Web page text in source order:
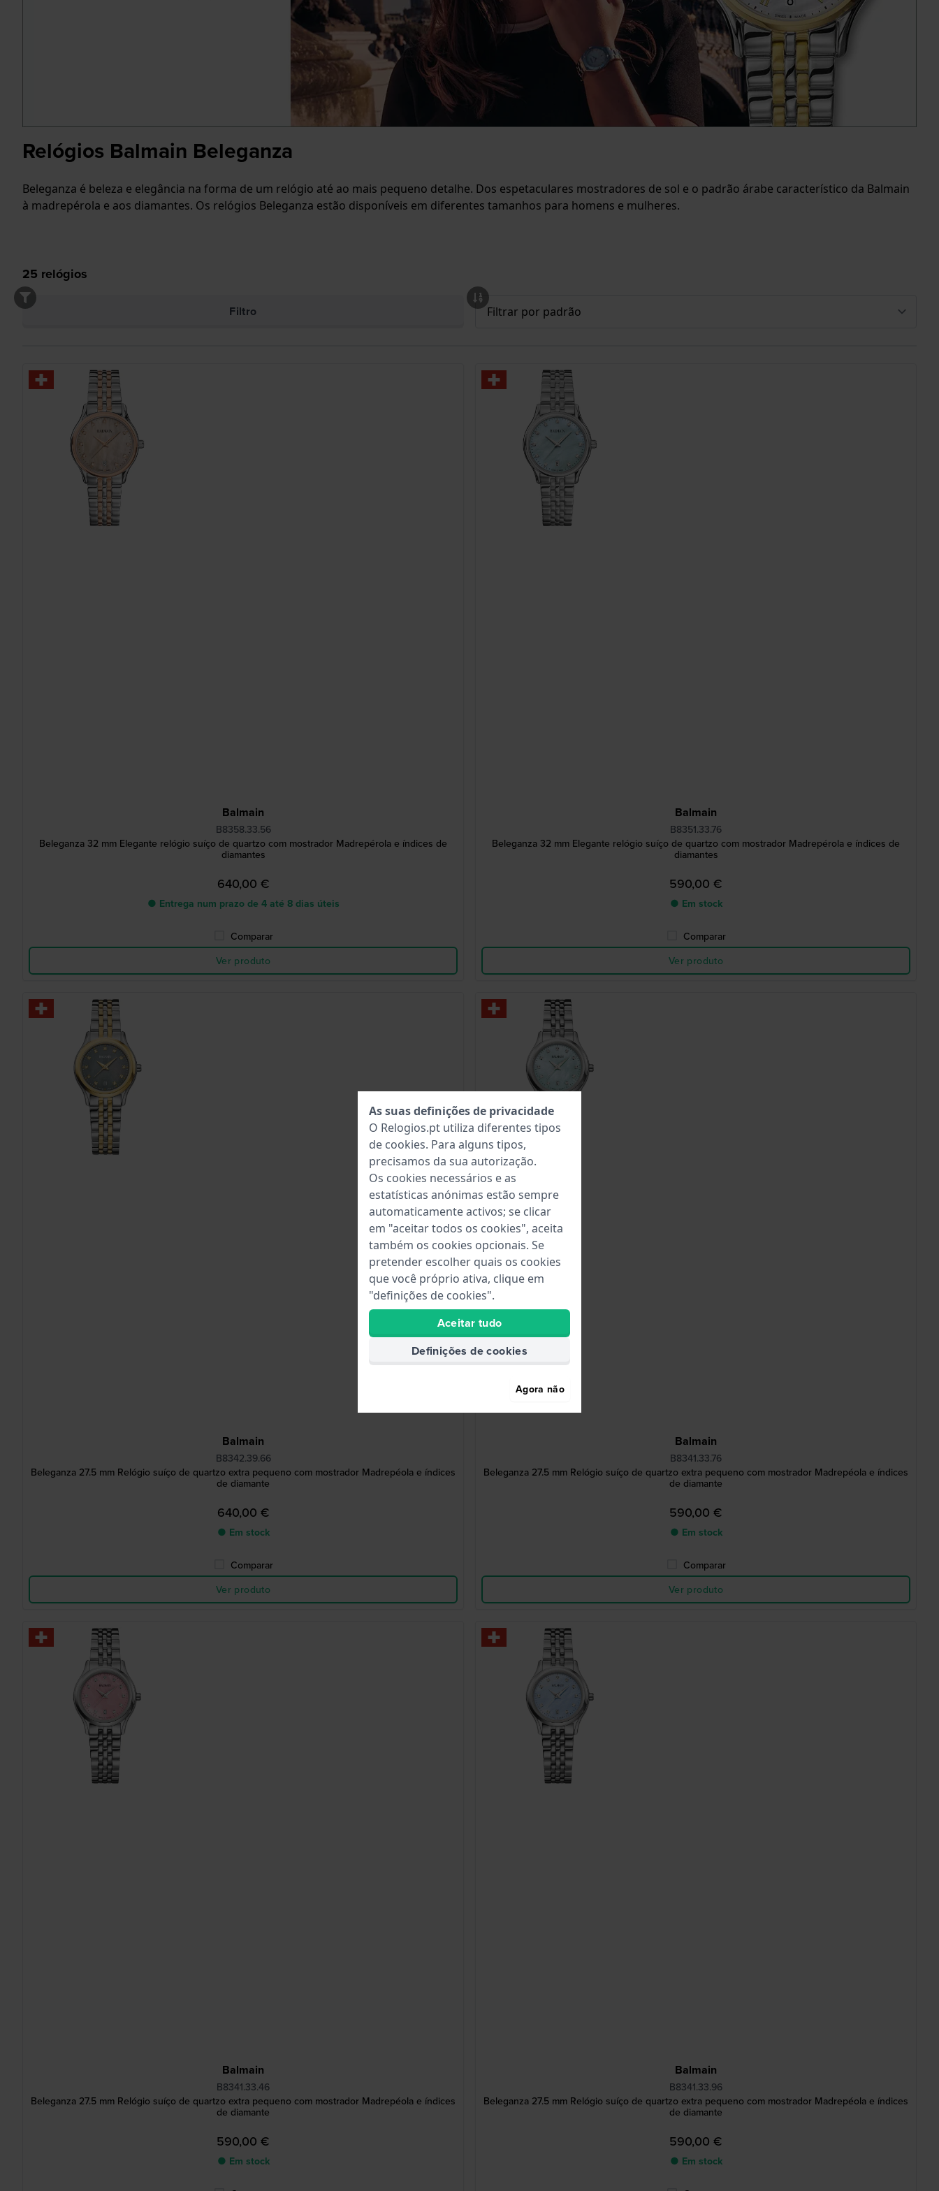
Relógios Balmain Beleganza
Beleganza é beleza e elegância na forma de um relógio até ao mais pequeno detalhe. Dos espetaculares mostradores de sol e o padrão árabe característico da Balmain
à madrepérola e aos diamantes. Os relógios Beleganza estão disponíveis em diferentes tamanhos para homens e mulheres.
25 relógios
Filtro
Balmain
B8358.33.56
Beleganza 32 mm Elegante relógio suíço de quartzo com mostrador Madrepérola e índices de
diamantes
640,00 €
● Entrega num prazo de 4 até 8 dias úteis
Comparar
Ver produto
Balmain
B8351.33.76
Beleganza 32 mm Elegante relógio suíço de quartzo com mostrador Madrepérola e índices de
diamantes
590,00 €
● Em stock
Comparar
Ver produto
Balmain
B8342.39.66
Beleganza 27.5 mm Relógio suíço de quartzo extra pequeno com mostrador Madrepéola e índices
de diamante
640,00 €
● Em stock
Comparar
Ver produto
Balmain
B8341.33.76
Beleganza 27.5 mm Relógio suíço de quartzo extra pequeno com mostrador Madrepéola e índices
de diamante
590,00 €
● Em stock
Comparar
Ver produto
Balmain
B8341.33.46
Beleganza 27.5 mm Relógio suíço de quartzo extra pequeno com mostrador Madrepéola e índices
de diamante
590,00 €
● Em stock
Balmain
B8341.33.96
Beleganza 27.5 mm Relógio suíço de quartzo extra pequeno com mostrador Madrepéola e índices
de diamante
590,00 €
● Em stock
As suas definições de privacidade
O Relogios.pt utiliza diferentes tipos
de cookies. Para alguns tipos,
precisamos da sua autorização.
Os cookies necessários e as
estatísticas anónimas estão sempre
automaticamente activos; se clicar
em "aceitar todos os cookies", aceita
também os cookies opcionais. Se
pretender escolher quais os cookies
que você próprio ativa, clique em
"definições de cookies".
Aceitar tudo
Definições de cookies
Agora não